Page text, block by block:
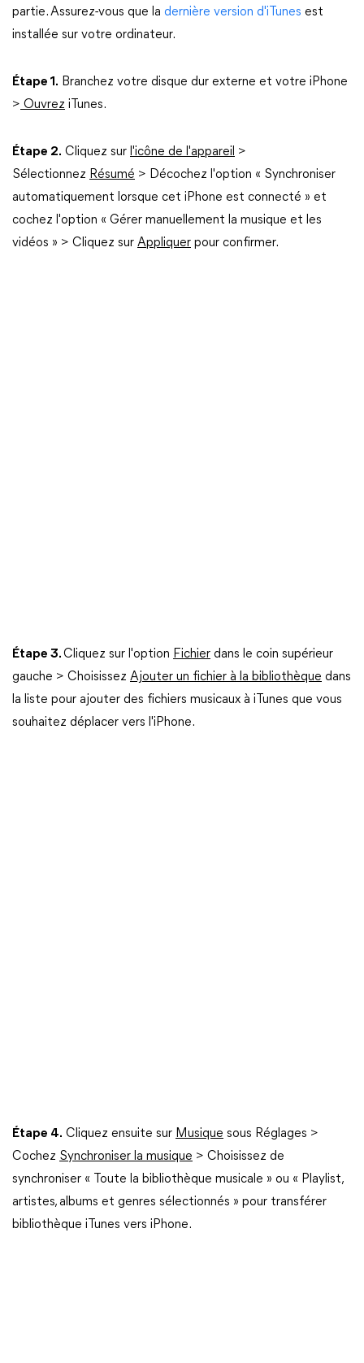
partie. Assurez-vous que la dernière version d'iTunes est
installée sur votre ordinateur.
Étape 1. Branchez votre disque dur externe et votre iPhone
> Ouvrez iTunes.
Étape 2. Cliquez sur l'icône de l'appareil >
Sélectionnez Résumé > Décochez l'option « Synchroniser
automatiquement lorsque cet iPhone est connecté » et
cochez l'option « Gérer manuellement la musique et les
vidéos » > Cliquez sur Appliquer pour confirmer.
Étape 3.Cliquez sur l'option Fichier dans le coin supérieur
gauche > Choisissez Ajouter un fichier à la bibliothèque dans
la liste pour ajouter des fichiers musicaux à iTunes que vous
souhaitez déplacer vers l'iPhone.
Étape 4. Cliquez ensuite sur Musique sous Réglages >
Cochez Synchroniser la musique > Choisissez de
synchroniser « Toute la bibliothèque musicale » ou « Playlist,
artistes, albums et genres sélectionnés » pour transférer
bibliothèque iTunes vers iPhone.